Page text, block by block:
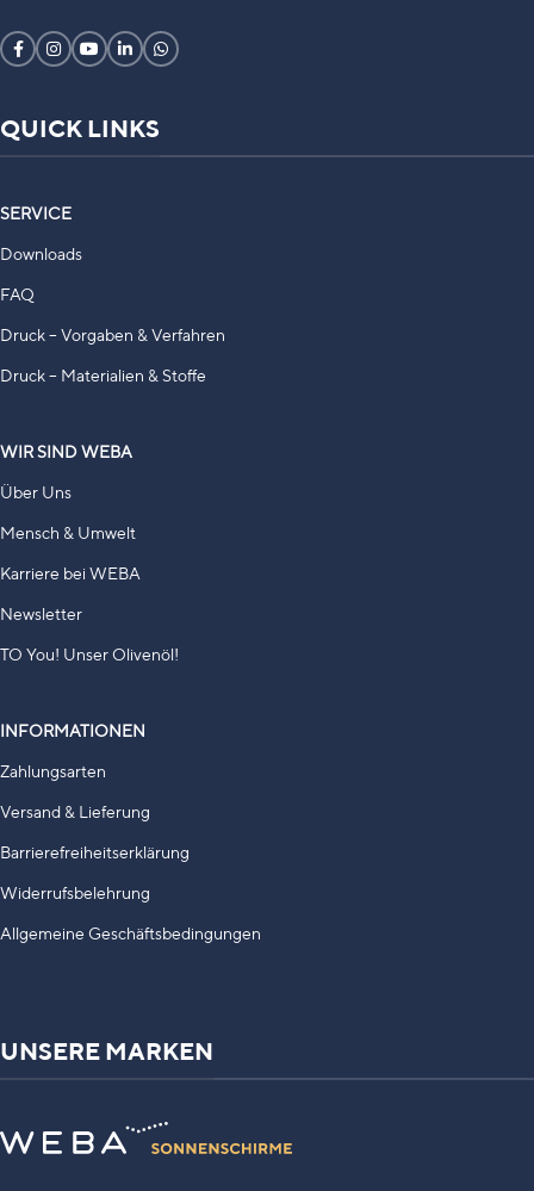
QUICK LINKS
SERVICE
Downloads
FAQ
Druck – Vorgaben & Verfahren
Druck – Materialien & Stoffe
WIR SIND WEBA
Über Uns
Mensch & Umwelt
Karriere bei WEBA
Newsletter
TO You! Unser Olivenöl!
INFORMATIONEN
Zahlungsarten
Versand & Lieferung
Barrierefreiheitserklärung
Widerrufsbelehrung
Allgemeine Geschäftsbedingungen
UNSERE MARKEN